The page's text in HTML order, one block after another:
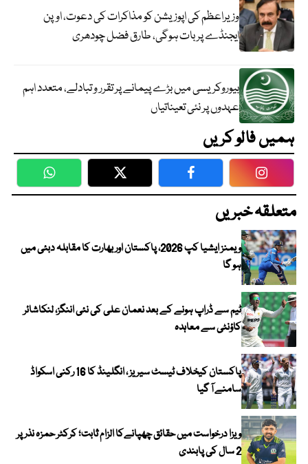
وزیراعظم کی اپوزیشن کو مذاکرات کی دعوت، اوپن
ایجنڈے پر بات ہوگی، طارق فضل چودھری
بیوروکریسی میں بڑے پیمانے پر تقرر و تبادلے، متعدد اہم
عہدوں پر نئی تعیناتیاں
ہمیں فالو کریں
WhatsApp Twitter Facebook
متعلقہ خبریں
ویمنز ایشیا کپ 2026، پاکستان اور بھارت کا مقابلہ دبئی میں
ہو گا
ٹیم سے ڈراپ ہونے کے بعد نعمان علی کی نئی اننگز، لنکاشائر
کاؤنٹی سے معاہدہ
پاکستان کیخلاف ٹیسٹ سیریز ، انگلینڈ کا 16 رکنی اسکواڈ
سامنے آ گیا
ویزا درخواست میں حقائق چھپانےکا الزام ثابت؛ کرکٹر حمزہ نذر پر
2 سال کی پابندی